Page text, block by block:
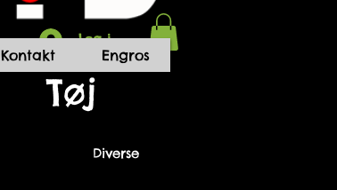
Log ind
Tøj
Diverse
Kontakt Engros